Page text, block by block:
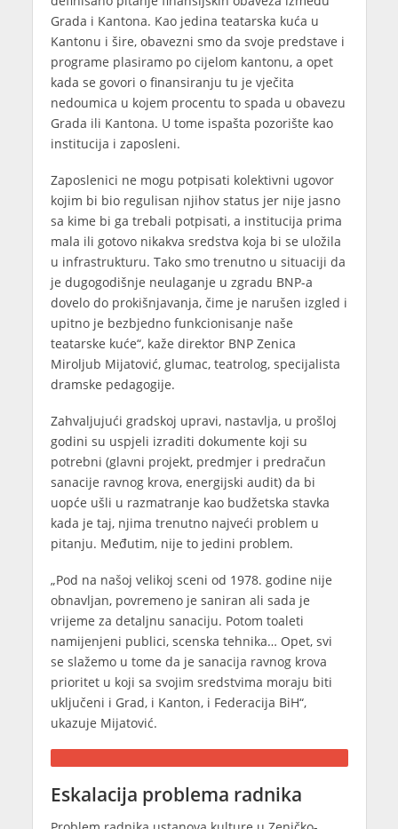
Grada i Kantona. Kao jedina teatarska kuća u
Kantonu i šire, obavezni smo da svoje predstave i
programe plasiramo po cijelom kantonu, a opet
kada se govori o finansiranju tu je vječita
nedoumica u kojem procentu to spada u obavezu
Grada ili Kantona. U tome ispašta pozorište kao
institucija i zaposleni.
Zaposlenici ne mogu potpisati kolektivni ugovor
kojim bi bio regulisan njihov status jer nije jasno
sa kime bi ga trebali potpisati, a institucija prima
mala ili gotovo nikakva sredstva koja bi se uložila
u infrastrukturu. Tako smo trenutno u situaciji da
je dugogodišnje neulaganje u zgradu BNP-a
dovelo do prokišnjavanja, čime je narušen izgled i
upitno je bezbjedno funkcionisanje naše
teatarske kuće“, kaže direktor BNP Zenica
Miroljub Mijatović, glumac, teatrolog, specijalista
dramske pedagogije.
Zahvaljujući gradskoj upravi, nastavlja, u prošloj
godini su uspjeli izraditi dokumente koji su
potrebni (glavni projekt, predmjer i predračun
sanacije ravnog krova, energijski audit) da bi
uopće ušli u razmatranje kao budžetska stavka
kada je taj, njima trenutno najveći problem u
pitanju. Međutim, nije to jedini problem.
„Pod na našoj velikoj sceni od 1978. godine nije
obnavljan, povremeno je saniran ali sada je
vrijeme za detaljnu sanaciju. Potom toaleti
namijenjeni publici, scenska tehnika… Opet, svi
se slažemo u tome da je sanacija ravnog krova
prioritet u koji sa svojim sredstvima moraju biti
uključeni i Grad, i Kanton, i Federacija BiH“,
ukazuje Mijatović.
Eskalacija problema radnika